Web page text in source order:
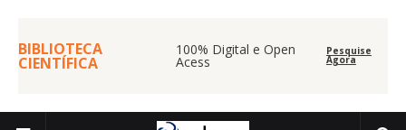
BIBLIOTECA
CIENTÍFICA
100% Digital e Open
Acess
Pesquise
Agora